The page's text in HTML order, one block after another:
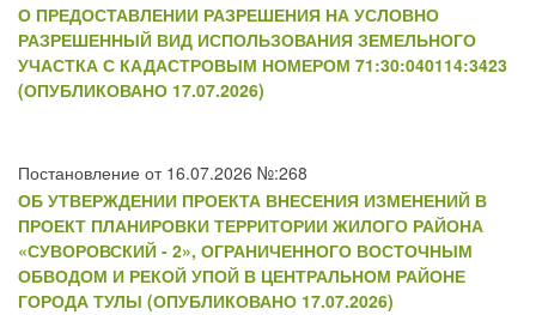
О ПРЕДОСТАВЛЕНИИ РАЗРЕШЕНИЯ НА УСЛОВНО
РАЗРЕШЕННЫЙ ВИД ИСПОЛЬЗОВАНИЯ ЗЕМЕЛЬНОГО
УЧАСТКА С КАДАСТРОВЫМ НОМЕРОМ 71:30:040114:3423
(ОПУБЛИКОВАНО 17.07.2026)
Постановление от 16.07.2026 №:268
ОБ УТВЕРЖДЕНИИ ПРОЕКТА ВНЕСЕНИЯ ИЗМЕНЕНИЙ В
ПРОЕКТ ПЛАНИРОВКИ ТЕРРИТОРИИ ЖИЛОГО РАЙОНА
«СУВОРОВСКИЙ - 2», ОГРАНИЧЕННОГО ВОСТОЧНЫМ
ОБВОДОМ И РЕКОЙ УПОЙ В ЦЕНТРАЛЬНОМ РАЙОНЕ
ГОРОДА ТУЛЫ (ОПУБЛИКОВАНО 17.07.2026)